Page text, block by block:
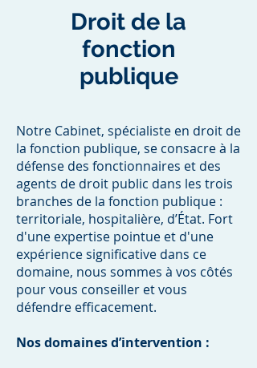
Droit de la
fonction
publique
Notre Cabinet, spécialiste en droit de
la fonction publique, se consacre à la
défense des fonctionnaires et des
agents de droit public dans les trois
branches de la fonction publique :
territoriale, hospitalière, d’État. Fort
d'une expertise pointue et d'une
expérience significative dans ce
domaine, nous sommes à vos côtés
pour vous conseiller et vous
défendre efficacement.
Nos domaines d’intervention :